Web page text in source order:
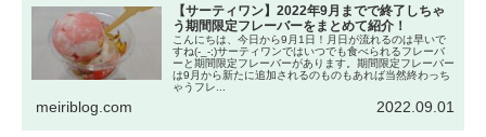
【サーティワン】2022年9月までで終了しちゃ
う期間限定フレーバーをまとめて紹介！
こんにちは、今日から9月1日！月日が流れるのは早いで
すね(-_-;)サーティワンではいつでも食べられるフレーバ
ーと期間限定フレーバーがあります。期間限定フレーバー
は9月から新たに追加されるのものもあれば当然終わっち
ゃうフレ...
meiriblog.com 2022.09.01